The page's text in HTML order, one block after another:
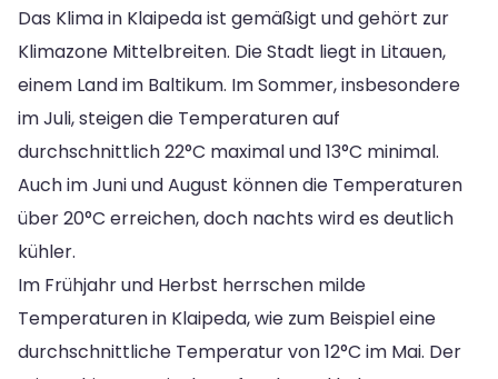
Das Klima in Klaipeda ist gemäßigt und gehört zur
Klimazone Mittelbreiten. Die Stadt liegt in Litauen,
einem Land im Baltikum. Im Sommer, insbesondere
im Juli, steigen die Temperaturen auf
durchschnittlich 22°C maximal und 13°C minimal.
Auch im Juni und August können die Temperaturen
über 20°C erreichen, doch nachts wird es deutlich
kühler.
Im Frühjahr und Herbst herrschen milde
Temperaturen in Klaipeda, wie zum Beispiel eine
durchschnittliche Temperatur von 12°C im Mai. Der